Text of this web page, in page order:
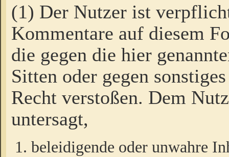
(1) Der Nutzer ist
Kommentare auf diesem
die gegen die hier
Sitten oder gegen
Recht verstoßen. Dem
untersagt,
beleidigende oder unwahre